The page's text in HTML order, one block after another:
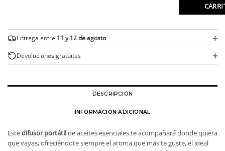
Entrega entre 11 y 12 de agosto +
Devoluciones gratuitas +
DESCRIPCIÓN
INFORMACIÓN ADICIONAL
Estedifusor portátilde aceites esenciales te acompañará donde quiera
que vayas, ofreciéndote siempre el aroma que más te guste, el ideal